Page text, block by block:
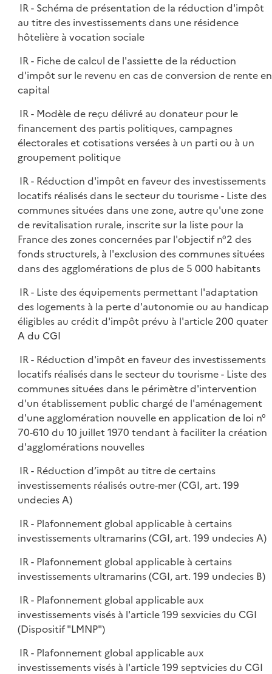
IR - Schéma de présentation de la réduction d'impôt
au titre des investissements dans une résidence
hôtelière à vocation sociale
IR - Fiche de calcul de l'assiette de la réduction
d'impôt sur le revenu en cas de conversion de rente en
capital
IR - Modèle de reçu délivré au donateur pour le
financement des partis politiques, campagnes
électorales et cotisations versées à un parti ou à un
groupement politique
IR - Réduction d'impôt en faveur des investissements
locatifs réalisés dans le secteur du tourisme - Liste des
communes situées dans une zone, autre qu'une zone
de revitalisation rurale, inscrite sur la liste pour la
France des zones concernées par l'objectif n°2 des
fonds structurels, à l'exclusion des communes situées
dans des agglomérations de plus de 5 000 habitants
IR - Liste des équipements permettant l'adaptation
des logements à la perte d'autonomie ou au handicap
éligibles au crédit d'impôt prévu à l'article 200 quater
A du CGI
IR - Réduction d'impôt en faveur des investissements
locatifs réalisés dans le secteur du tourisme - Liste des
communes situées dans le périmètre d'intervention
d'un établissement public chargé de l'aménagement
d'une agglomération nouvelle en application de loi n°
70-610 du 10 juillet 1970 tendant à faciliter la création
d'agglomérations nouvelles
IR - Réduction d’impôt au titre de certains
investissements réalisés outre-mer (CGI, art. 199
undecies A)
IR - Plafonnement global applicable à certains
investissements ultramarins (CGI, art. 199 undecies A)
IR - Plafonnement global applicable à certains
investissements ultramarins (CGI, art. 199 undecies B)
IR - Plafonnement global applicable aux
investissements visés à l'article 199 sexvicies du CGI
(Dispositif "LMNP")
IR - Plafonnement global applicable aux
investissements visés à l'article 199 septvicies du CGI